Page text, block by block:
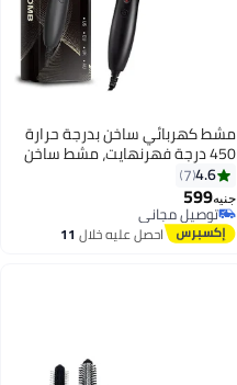
مشط كهربائي ساخن بدرجة حرارة
450 درجة فهرنهايت، مشط ساخن
مضادة للحرق، للرجال والنساء
للاستخدام المنزلي وأثناء السفر
4.6
7
جنيه599
توصيل مجاني
توصيل مجانياحصل عليه خلال 11
اغسطس